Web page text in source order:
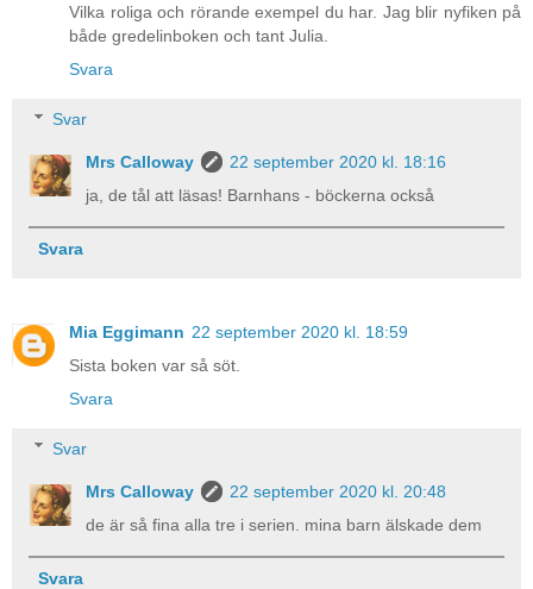
Vilka roliga och rörande exempel du har. Jag blir nyfiken på
både gredelinboken och tant Julia.
Svara
Svar
Mrs Calloway
22 september 2020 kl. 18:16
ja, de tål att läsas! Barnhans - böckerna också
Svara
Mia Eggimann 22 september 2020 kl. 18:59
Sista boken var så söt.
Svara
Svar
Mrs Calloway
22 september 2020 kl. 20:48
de är så fina alla tre i serien. mina barn älskade dem
Svara